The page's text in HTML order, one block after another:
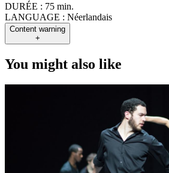
DURÉE : 75 min.
LANGUAGE : Néerlandais
Content warning
+
You might also like